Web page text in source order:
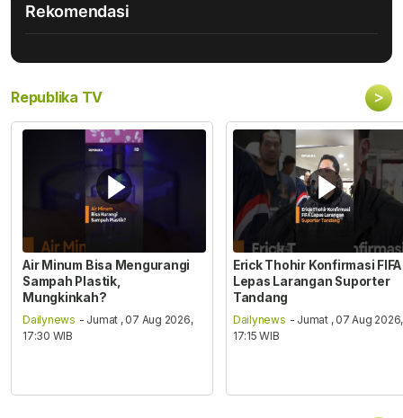
Rekomendasi
Republika TV >
Air Minum Bisa Mengurangi
Sampah Plastik,
Mungkinkah?
Dailynews - Jumat , 07 Aug 2026,
17:30 WIB
Erick Thohir Konfirmasi FIFA
Lepas Larangan Suporter
Tandang
Dailynews - Jumat , 07 Aug 2026,
17:15 WIB